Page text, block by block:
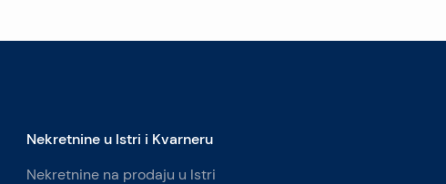
Nekretnine u Istri i Kvarneru
Nekretnine na prodaju u Istri